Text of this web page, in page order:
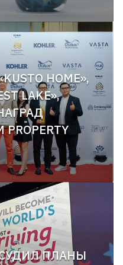
HOME»,
LAKE»,
ПЛАНЫ